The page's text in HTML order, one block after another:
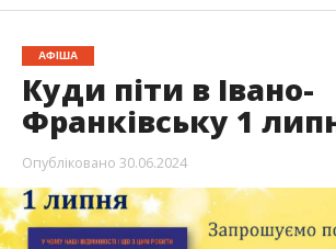
АФІША
Куди піти в Івано-
Франківську 1
Опубліковано 30.06.2024